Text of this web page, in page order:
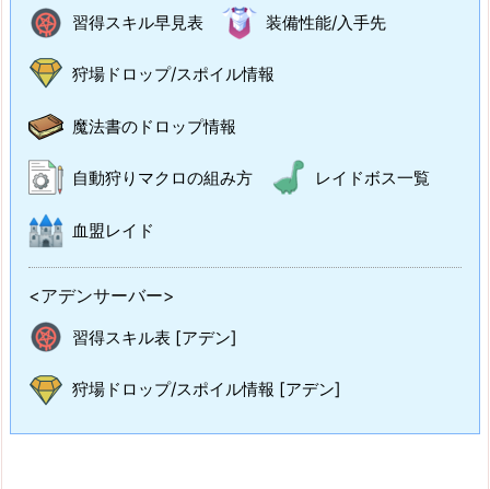
習得スキル早見表 装備性能/入手先
狩場ドロップ/スポイル情報
魔法書のドロップ情報
自動狩りマクロの組み方 レイドボス一覧
血盟レイド
<アデンサーバー>
習得スキル表 [アデン]
狩場ドロップ/スポイル情報 [アデン]